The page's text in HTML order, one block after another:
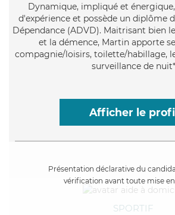
Dynamique, impliqué et
d'expérience et possède un diplôme
Dépendance (ADVD). Maitrisant bien
et la démence, Martin apporte
compagnie/loisirs, toilette/habillage,
surveillance de nuit*
Afficher le profil
Présentation déclarative du
vérification avant toute mise
SPORTIF